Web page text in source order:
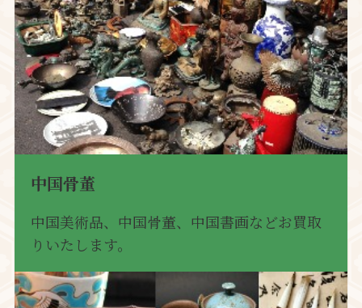
中国骨董
中国美術品、中国骨董、中国書画などお買取
りいたします。